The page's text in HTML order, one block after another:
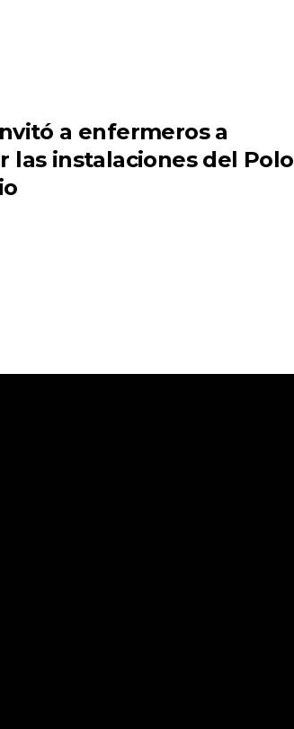
a enfermeros a
las instalaciones del Polo